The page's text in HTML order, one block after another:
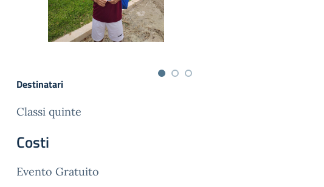
Destinatari
Classi quinte
Costi
Evento Gratuito